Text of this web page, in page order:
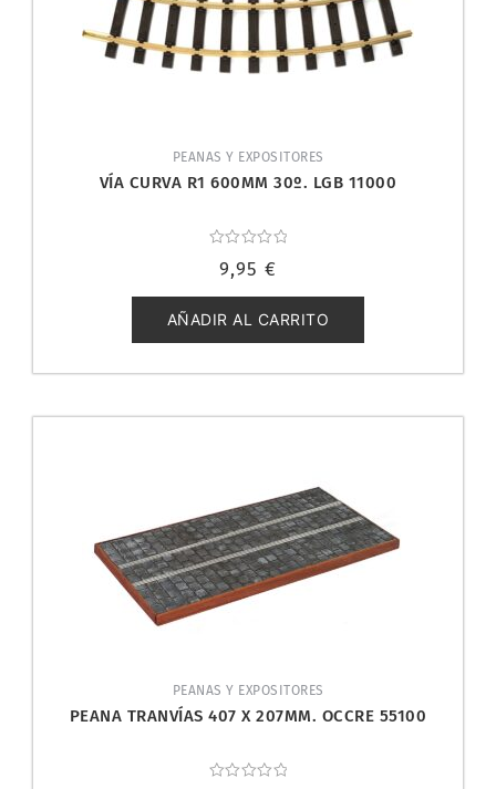
PEANAS Y EXPOSITORES
VÍA CURVA R1 600MM 30º. LGB 11000
con
de
5
9,95 €
AÑADIR AL CARRITO
PEANAS Y EXPOSITORES
PEANA TRANVÍAS 407 X 207MM. OCCRE 55100